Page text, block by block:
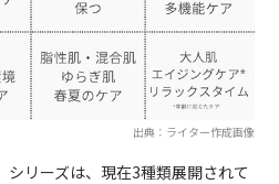
出典：ライター作成画像
リーズは、現在3種類展開されて